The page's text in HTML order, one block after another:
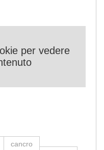
per vedere
cancro